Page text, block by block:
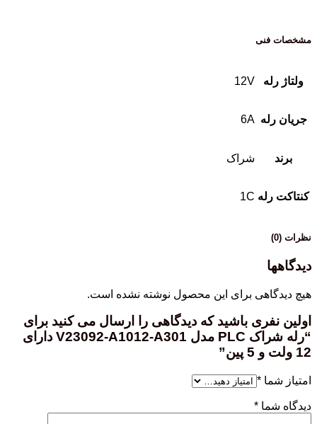
مشخصات فنی
ولتاژ رله 12V
جریان رله 6A
برند شراک
کنتاکت رله 1C
نظرات (0)
دیدگاهها
هیچ دیدگاهی برای این محصول نوشته نشده است.
اولین نفری باشید که دیدگاهی را ارسال می کنید برای
“رله شراک PLC مدل V23092-A1012-A301 دارای
12 ولت و 5 پین”
امتیاز شما *
دیدگاه شما *